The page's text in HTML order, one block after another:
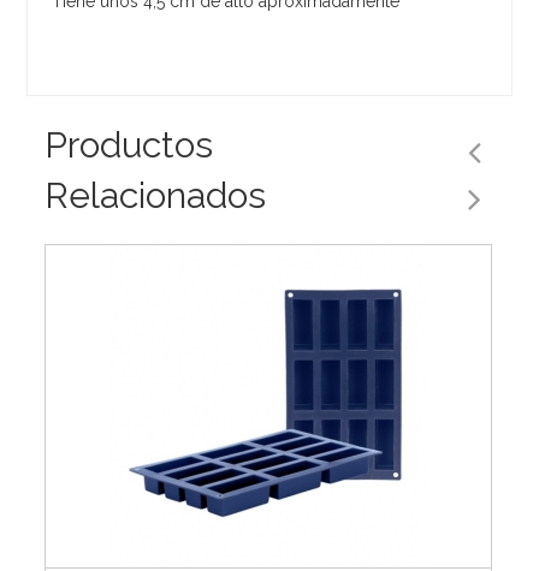
Productos
Relacionados